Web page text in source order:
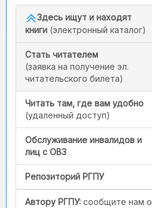
Здесь ищут и находят
книги (электронный каталог)
Стать читателем
(заявка на получение эл.
читательского билета)
Читать там, где вам удобно
(удаленный доступ)
Обслуживание инвалидов и
лиц с ОВЗ
Репозиторий РГПУ
Автору РГПУ: сообщите нам о